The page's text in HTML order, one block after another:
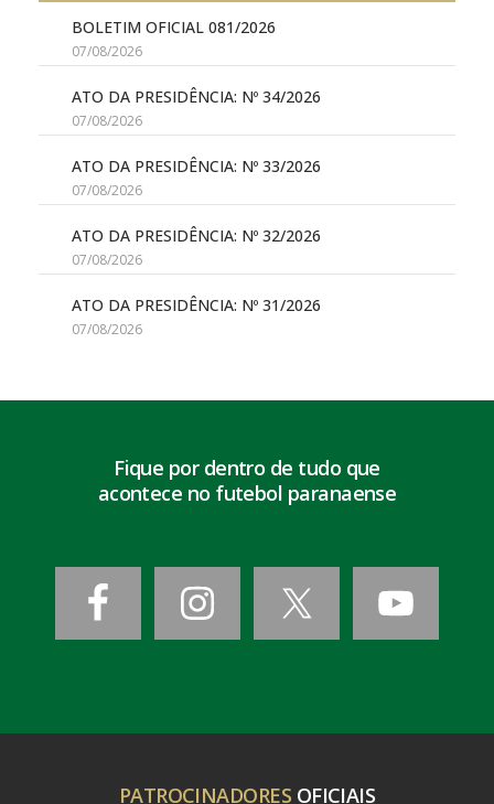
BOLETIM OFICIAL 081/2026
07/08/2026
ATO DA PRESIDÊNCIA: Nº 34/2026
07/08/2026
ATO DA PRESIDÊNCIA: Nº 33/2026
07/08/2026
ATO DA PRESIDÊNCIA: Nº 32/2026
07/08/2026
ATO DA PRESIDÊNCIA: Nº 31/2026
07/08/2026
Fique por dentro de tudo que
acontece no futebol paranaense
PATROCINADORES OFICIAIS